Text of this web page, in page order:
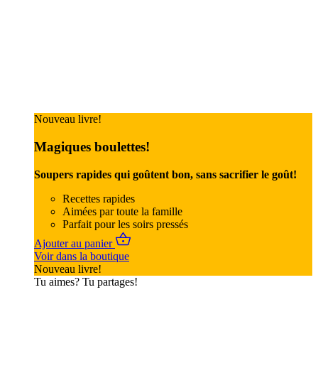
Nouveau livre!
Magiques boulettes!
Soupers rapides qui goûtent bon, sans sacrifier le goût!
Recettes rapides
Aimées par toute la famille
Parfait pour les soirs pressés
Ajouter au panier
Voir dans la boutique
Nouveau livre!
Tu aimes? Tu partages!